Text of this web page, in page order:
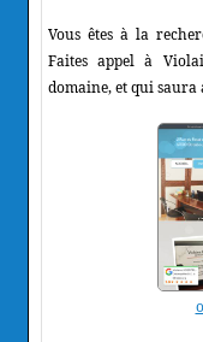
Vous êtes à la
Faites appel à
domaine, et qui